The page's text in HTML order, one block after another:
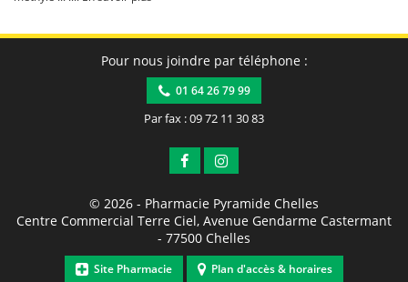
Pour nous joindre par téléphone :
01 64 26 79 99
Par fax : 09 72 11 30 83
© 2026 - Pharmacie Pyramide Chelles
Centre Commercial Terre Ciel, Avenue Gendarme Castermant
- 77500 Chelles
Site Pharmacie Plan d'accès & horaires